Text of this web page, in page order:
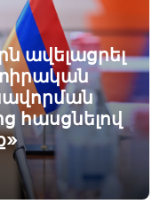
ավելացրել
հասցնելով